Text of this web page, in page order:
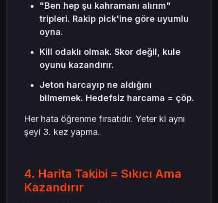
"Ben hep şu kahramanı alırım"
tripleri. Rakip pick'ine göre uyumlu
oyna.
Kill odaklı olmak. Skor değil, kule
oyunu kazandırır.
Jeton harcayıp ne aldığını
bilmemek. Hedefsiz harcama = çöp.
Her hata öğrenme fırsatıdır. Yeter ki aynı
şeyi 3. kez yapma.
4. Harita Takibi = Sıkıcı Ama
Kazandırır